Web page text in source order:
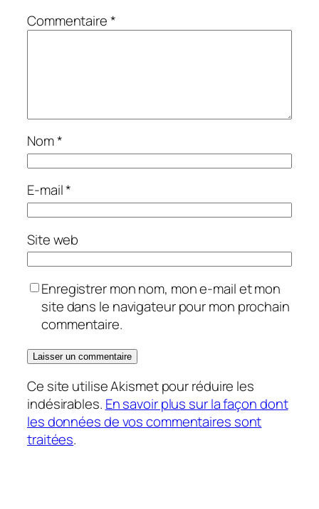
Commentaire*
Nom*
E-mail*
Site web
Enregistrer mon nom, mon e-mail et mon
site dans le navigateur pour mon prochain
commentaire.
Ce site utilise Akismet pour réduire les
indésirables. En savoir plus sur la façon dont
les données de vos commentaires sont
traitées.